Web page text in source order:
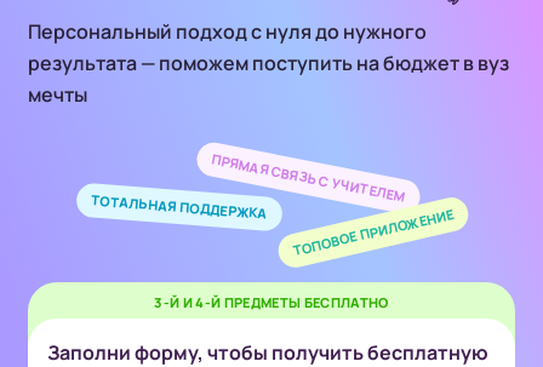
Персональный подход с нуля до нужного
результата — поможем поступить на бюджет в вуз
мечты
ТОПОВОЕ ПРИЛОЖЕНИЕ
ПРЯМАЯ СВЯЗЬ С УЧИТЕЛЕМ
ТОТАЛЬНАЯ ПОДДЕРЖКА
Заполни форму, чтобы получить бесплатную
3-Й И 4-Й ПРЕДМЕТЫ БЕСПЛАТНО